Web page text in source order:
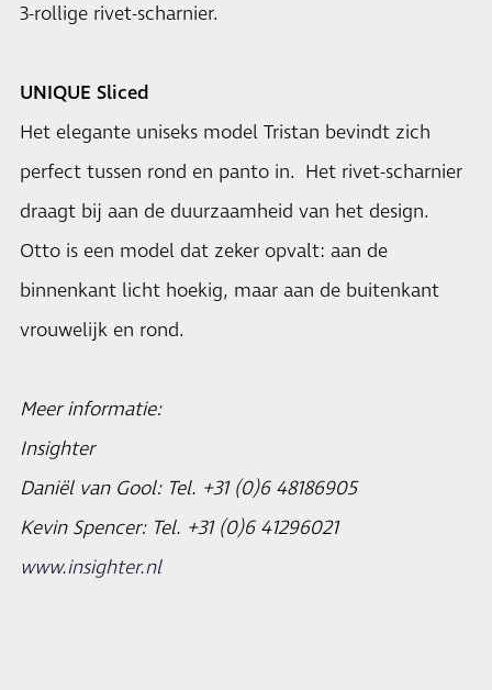
3-rollige rivet-scharnier.
UNIQUE Sliced
Het elegante uniseks model Tristan bevindt zich
perfect tussen rond en panto in. Het rivet-scharnier
draagt bij aan de duurzaamheid van het design.
Otto is een model dat zeker opvalt: aan de
binnenkant licht hoekig, maar aan de buitenkant
vrouwelijk en rond.
Meer informatie:
Insighter
Daniël van Gool: Tel. +31 (0)6 48186905
Kevin Spencer: Tel. +31 (0)6 41296021
www.insighter.nl